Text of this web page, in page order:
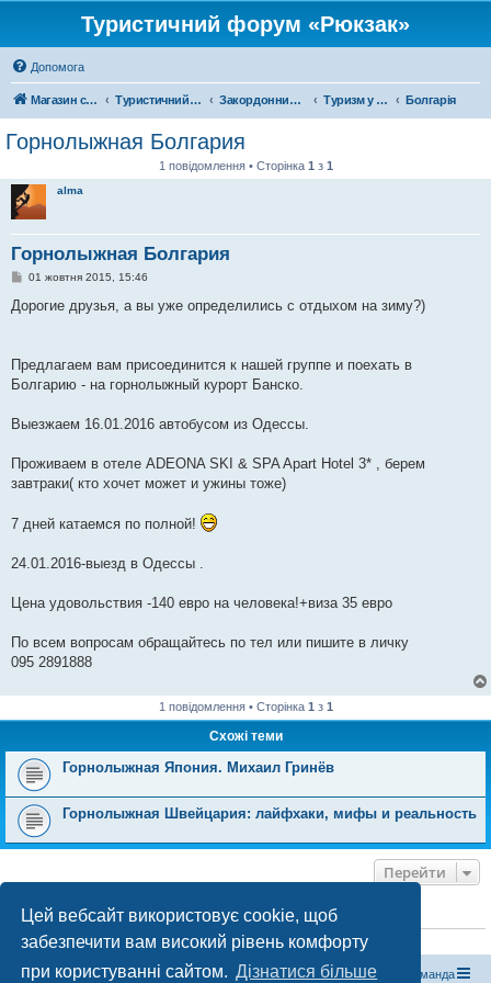
Цей вебсайт використовує cookie, щоб
забезпечити вам високий рівень комфорту
при користуванні сайтом. Дізнатися більше
Туристичний форум «Рюкзак»
Допомога
Магазин спорядження Туристичний форум «Рюкзак» Закордонний туризм Туризм у Європі Болгарія
Горнолыжная Болгария
1 повідомлення • Сторінка 1 з 1
alma
Горнолыжная Болгария
П
в
л
е
я
01 жовтня 2015, 15:46
Дорогие друзья, а вы уже определились с отдыхом на зиму?)
Предлагаем вам присоединится к нашей группе и поехать в
Болгарию - на горнолыжный курорт Банско.
Выезжаем 16.01.2016 автобусом из Одессы.
Проживаем в отеле ADEONA SKI & SPA Apart Hotel 3* , берем
завтраки( кто хочет может и ужины тоже)
7 дней катаемся по полной!
24.01.2016-выезд в Одессы .
Цена удовольствия -140 евро на человека!+виза 35 евро
По всем вопросам обращайтесь по тел или пишите в личку
095 2891888
1 повідомлення • Сторінка 1 з 1
Схожі теми
Горнолыжная Япония. Михаил Гринёв
Горнолыжная Швейцария: лайфхаки, мифы и реальность
Перейти
ХТО ЗАРАЗ ОНЛАЙН
Зараз переглядають цей форум:ClaudeBot [бот ШІ]і 0 гостей
Магазин спорядження Туристичний форум «Рюкзак» Команда